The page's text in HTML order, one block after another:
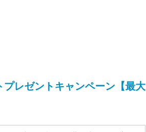
レゼントキャンペーン【最大